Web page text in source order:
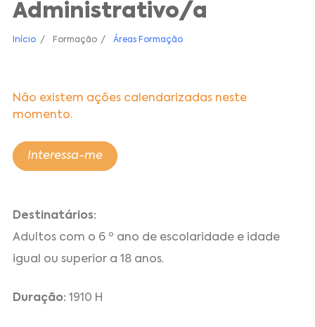
Administrativo/a
Início Formação Áreas Formação
Não existem ações calendarizadas neste
momento.
Interessa-me
Destinatários:
Adultos com o 6 º ano de escolaridade e idade
igual ou superior a 18 anos.
Duração:1910 H